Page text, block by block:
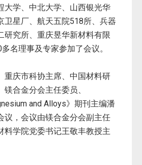
大学、中北大学、山西银光华
卫星厂、航天五院518所、兵器
研究所、重庆昱华新材料有限
名理事及专家参加了会议。
重庆市科协主席、中国材料研
合金分会主任委员、
and Alloys》期刊主编潘
议，会议由镁合金分会副主任
料学院党委书记王敬丰教授主